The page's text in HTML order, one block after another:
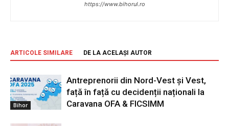
https://www.bihorul.ro
ARTICOLE SIMILARE DE LA ACELAȘI AUTOR
Bihor
Antreprenorii din Nord-Vest și Vest,
față în față cu decidenții naționali la
Caravana OFA & FICSIMM